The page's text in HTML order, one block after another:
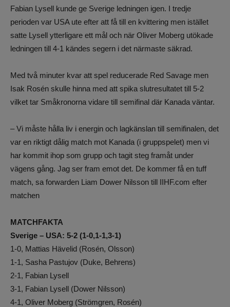
Fabian Lysell kunde ge Sverige ledningen igen. I tredje
perioden var USA ute efter att få till en kvittering men istället
satte Lysell ytterligare ett mål och när Oliver Moberg utökade
ledningen till 4-1 kändes segern i det närmaste säkrad.
Med två minuter kvar att spel reducerade Red Savage men
Isak Rosén skulle hinna med att spika slutresultatet till 5-2
vilket tar Småkronorna vidare till semifinal där Kanada väntar.
– Vi måste hålla liv i energin och lagkänslan till semifinalen, det
var en riktigt dålig match mot Kanada (i gruppspelet) men vi
har kommit ihop som grupp och tagit steg framåt under
vägens gång. Jag ser fram emot det. De kommer få en tuff
match, sa forwarden Liam Dower Nilsson till IIHF.com efter
matchen
MATCHFAKTA
Sverige – USA: 5-2 (1-0,1-1,3-1)
1-0, Mattias Hävelid (Rosén, Olsson)
1-1, Sasha Pastujov (Duke, Behrens)
2-1, Fabian Lysell
3-1, Fabian Lysell (Dower Nilsson)
4-1, Oliver Moberg (Strömgren, Rosén)